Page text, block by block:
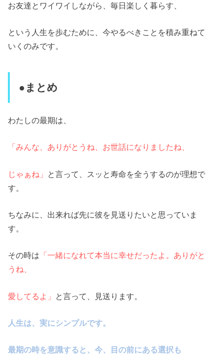
お友達とワイワイしながら、毎日楽しく暮らす、
という人生を歩むために、今やるべきことを積み重ねて
いくのみです。
●まとめ
わたしの最期は、
「みんな、ありがとうね、お世話になりましたね、
じゃぁね」 と言って、スッと寿命を全うするのが理想で
す。
ちなみに、出来れば先に彼を見送りたいと思っていま
す。
その時は 「一緒になれて本当に幸せだったよ。ありがと
うね、
愛してるよ」 と言って、見送ります。
人生は、実にシンプルです。
最期の時を意識すると、今、目の前にある選択も